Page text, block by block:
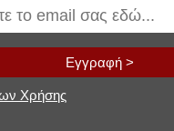
Εγγραφή >
Χρήσης